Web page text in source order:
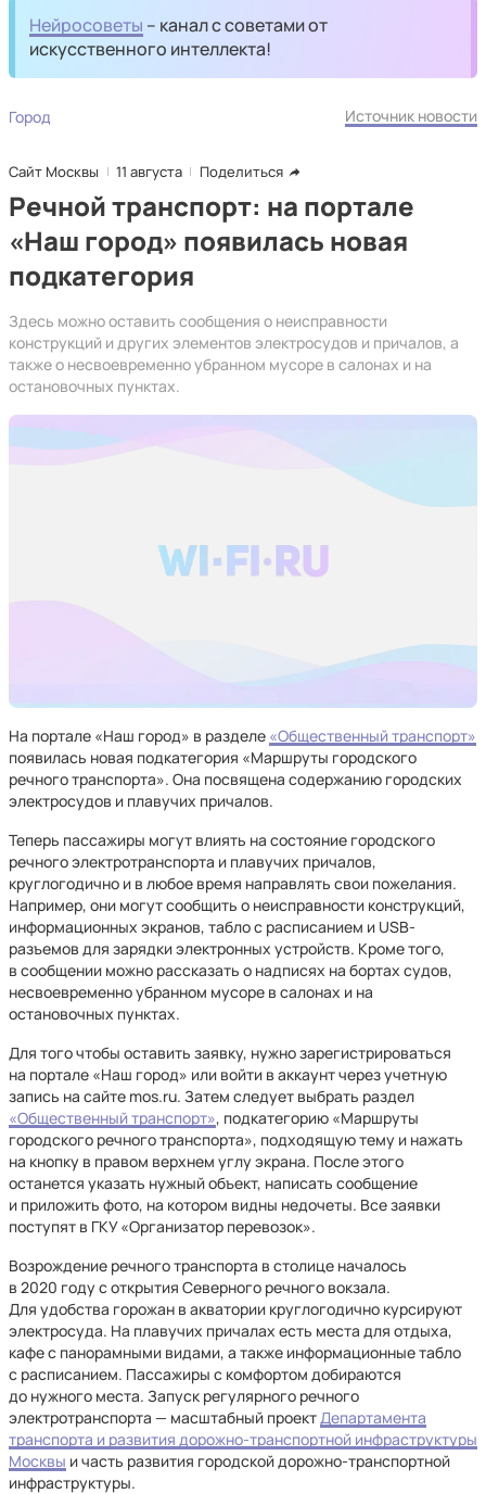
Нейросоветы – канал с советами от
искусственного интеллекта!
Город Источник новости
Сайт Москвы 11 августа Поделиться
Речной транспорт: на портале
«Наш город» появилась новая
подкатегория
Здесь можно оставить сообщения о неисправности
конструкций и других элементов электросудов и причалов, а
также о несвоевременно убранном мусоре в салонах и на
остановочных пунктах.
На портале «Наш город» в разделе «Общественный транспорт»
появилась новая подкатегория «Маршруты городского
речного транспорта». Она посвящена содержанию городских
электросудов и плавучих причалов.
Теперь пассажиры могут влиять на состояние городского
речного электротранспорта и плавучих причалов,
круглогодично и в любое время направлять свои пожелания.
Например, они могут сообщить о неисправности конструкций,
информационных экранов, табло с расписанием и USB-
разъемов для зарядки электронных устройств. Кроме того,
в сообщении можно рассказать о надписях на бортах судов,
несвоевременно убранном мусоре в салонах и на
остановочных пунктах.
Для того чтобы оставить заявку, нужно зарегистрироваться
на портале «Наш город» или войти в аккаунт через учетную
запись на сайте mos.ru. Затем следует выбрать раздел
«Общественный транспорт», подкатегорию «Маршруты
городского речного транспорта», подходящую тему и нажать
на кнопку в правом верхнем углу экрана. После этого
останется указать нужный объект, написать сообщение
и приложить фото, на котором видны недочеты. Все заявки
поступят в ГКУ «Организатор перевозок».
Возрождение речного транспорта в столице началось
в 2020 году с открытия Северного речного вокзала.
Для удобства горожан в акватории круглогодично курсируют
электросуда. На плавучих причалах есть места для отдыха,
кафе с панорамными видами, а также информационные табло
с расписанием. Пассажиры с комфортом добираются
до нужного места. Запуск регулярного речного
электротранспорта — масштабный проектДепартамента
транспорта и развития дорожно-транспортной инфраструктуры
Москвы и часть развития городской дорожно-транспортной
инфраструктуры.